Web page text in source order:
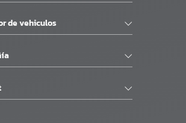
de vehiculos